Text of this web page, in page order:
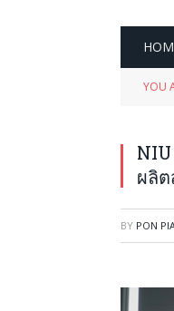
YOU
ผลิต
BY PON